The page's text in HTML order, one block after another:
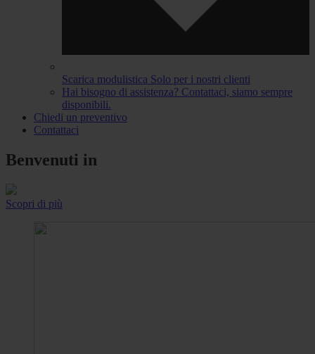
Scarica modulistica Solo per i nostri clienti
Hai bisogno di assistenza? Contattaci, siamo sempre
disponibili.
Chiedi un preventivo
Contattaci
Benvenuti in
Scopri di più